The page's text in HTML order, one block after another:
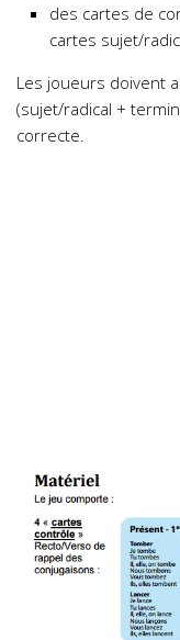
des cartes de
cartes sujet/
Les joueurs doivent
(sujet/radical +
correcte.